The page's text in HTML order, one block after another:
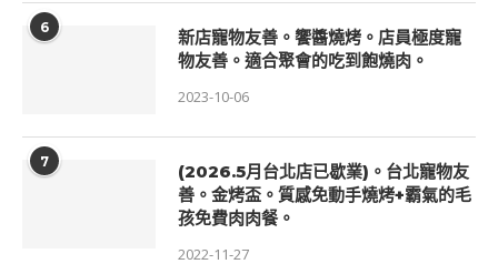
6
新店寵物友善。饗醬燒烤。店員極度寵
物友善。適合聚會的吃到飽燒肉。
2023-10-06
7
(2026.5月台北店已歇業)。台北寵物友
善。金烤盃。質感免動手燒烤+霸氣的毛
孩免費肉肉餐。
2022-11-27